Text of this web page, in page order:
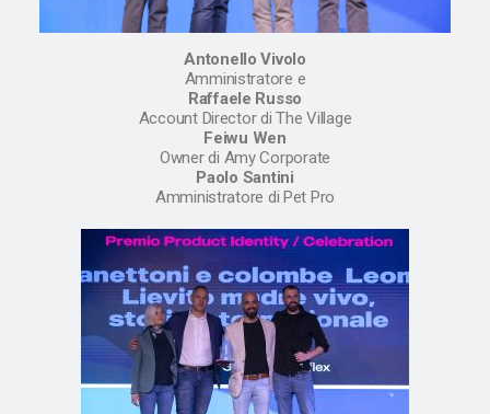
Antonello Vivolo
Amministratore e
Raffaele Russo
Account Director di The Village
Feiwu Wen
Owner di Amy Corporate
Paolo Santini
Amministratore di Pet Pro